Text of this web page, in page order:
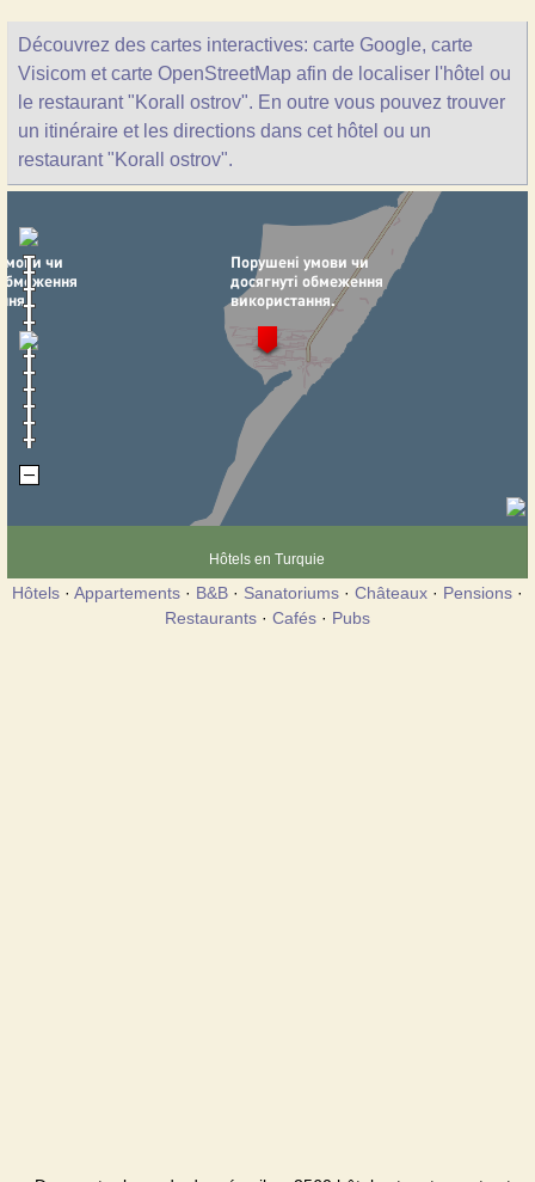
Découvrez des cartes interactives: carte Google, carte
Visicom et carte OpenStreetMap afin de localiser l'hôtel ou
le restaurant "Korall ostrov". En outre vous pouvez trouver
un itinéraire et les directions dans cet hôtel ou un
restaurant "Korall ostrov".
Hôtels en Turquie
Hôtels · Appartements · B&B · Sanatoriums · Châteaux · Pensions ·
Restaurants · Cafés · Pubs